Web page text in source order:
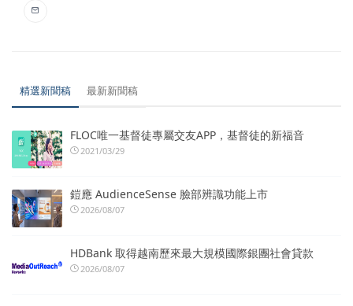
精選新聞稿 最新新聞稿
FLOC唯一基督徒專屬交友APP，基督徒的新福音
2021/03/29
鎧應 AudienceSense 臉部辨識功能上市
2026/08/07
HDBank 取得越南歷來最大規模國際銀團社會貸款
2026/08/07